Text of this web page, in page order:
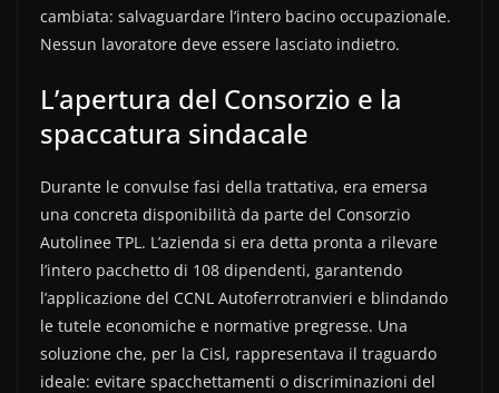
cambiata: salvaguardare l’intero bacino occupazionale.
Nessun lavoratore deve essere lasciato indietro.
L’apertura del Consorzio e la
spaccatura sindacale
Durante le convulse fasi della trattativa, era emersa
una concreta disponibilità da parte del Consorzio
Autolinee TPL. L’azienda si era detta pronta a rilevare
l’intero pacchetto di 108 dipendenti, garantendo
l’applicazione del CCNL Autoferrotranvieri e blindando
le tutele economiche e normative pregresse. Una
soluzione che, per la Cisl, rappresentava il traguardo
ideale: evitare spacchettamenti o discriminazioni del